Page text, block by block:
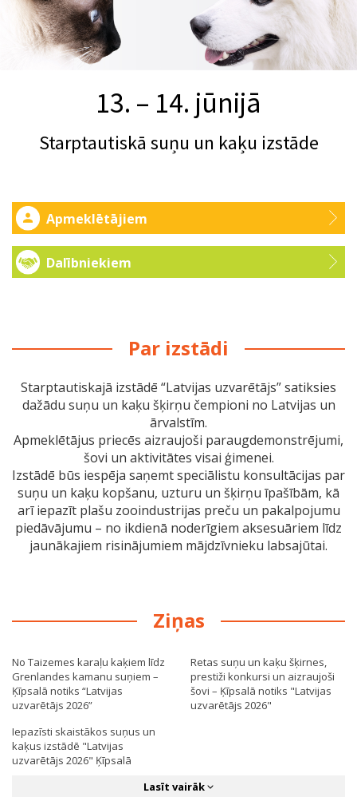
13. – 14. jūnijā
Starptautiskā suņu un kaķu izstāde
Apmeklētājiem
Dalībniekiem
Par izstādi
Starptautiskajā izstādē “Latvijas uzvarētājs” satiksies
dažādu suņu un kaķu šķirņu čempioni no Latvijas un
ārvalstīm.
Apmeklētājus priecēs aizraujoši paraugdemonstrējumi,
šovi un aktivitātes visai ģimenei.
Izstādē būs iespēja saņemt speciālistu konsultācijas par
suņu un kaķu kopšanu, uzturu un šķirņu īpašībām, kā
arī iepazīt plašu zooindustrijas preču un pakalpojumu
piedāvājumu – no ikdienā noderīgiem aksesuāriem līdz
jaunākajiem risinājumiem mājdzīvnieku labsajūtai.
Ziņas
No Taizemes karaļu kaķiem līdz
Grenlandes kamanu suņiem –
Ķīpsalā notiks “Latvijas
uzvarētājs 2026”
Retas suņu un kaķu šķirnes,
prestiži konkursi un aizraujoši
šovi – Ķīpsalā notiks "Latvijas
uzvarētājs 2026"
Iepazīsti skaistākos suņus un
kaķus izstādē "Latvijas
uzvarētājs 2026" Ķīpsalā
Lasīt vairāk